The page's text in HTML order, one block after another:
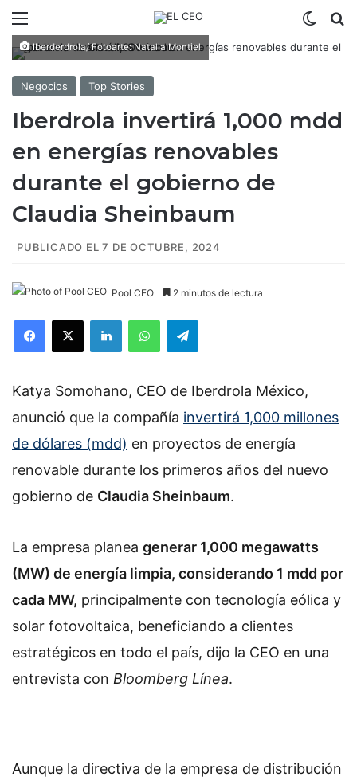
Iberderdrola/ Fotoarte: Natalia Montiel
Negocios Top Stories
Iberdrola invertirá 1,000 mdd
en energías renovables
durante el gobierno de
Claudia Sheinbaum
PUBLICADO EL 7 DE OCTUBRE, 2024
Pool CEO 2 minutos de lectura
Katya Somohano, CEO de Iberdrola México,
anunció que la compañía invertirá 1,000 millones
de dólares (mdd) en proyectos de energía
renovable durante los primeros años del nuevo
gobierno de Claudia Sheinbaum.
La empresa planea generar 1,000 megawatts
(MW) de energía limpia, considerando 1 mdd por
cada MW, principalmente con tecnología eólica y
solar fotovoltaica, beneficiando a clientes
estratégicos en todo el país, dijo la CEO en una
entrevista con Bloomberg Línea.
Aunque la directiva de la empresa de distribución